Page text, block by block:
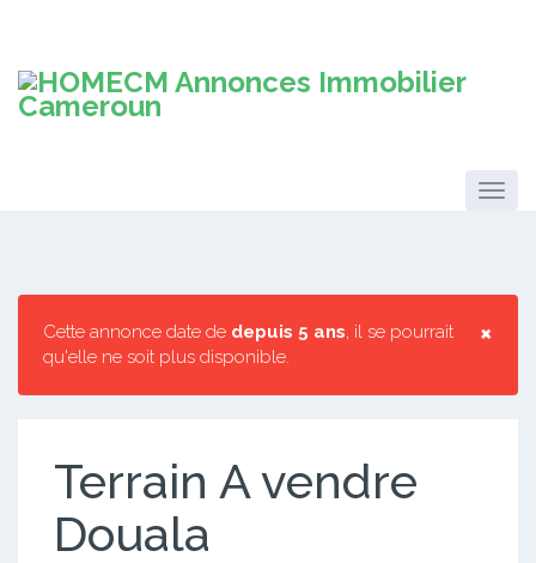
×
Cette annonce date de depuis 5 ans, il se pourrait
qu'elle ne soit plus disponible.
Terrain A vendre
Douala